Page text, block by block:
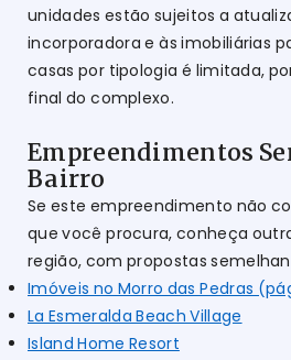
unidades estão sujeitos a
incorporadora e às imobiliárias
casas por tipologia é limitada,
final do complexo.
Empreendimentos
Bairro
Se este empreendimento não
que você procura, conheça
região, com propostas
Imóveis no Morro das Pedras
La Esmeralda Beach Village
Island Home Resort